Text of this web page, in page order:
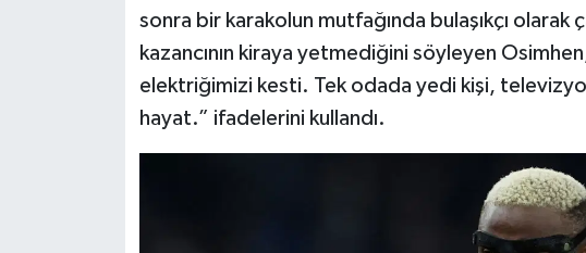
sonra bir karakolun mutfağında bulaşıkçı olarak
kazancının kiraya yetmediğini söyleyen
elektriğimizi kesti. Tek odada yedi kişi,
hayat.” ifadelerini kullandı.